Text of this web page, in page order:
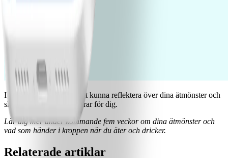
I slutändan kommer du att kunna reflektera över dina ätmönster och
skapa en plan som fungerar för dig.
Lär dig mer under kommande fem veckor om dina ätmönster och
vad som händer i kroppen när du äter och dricker.
Relaterade artiklar